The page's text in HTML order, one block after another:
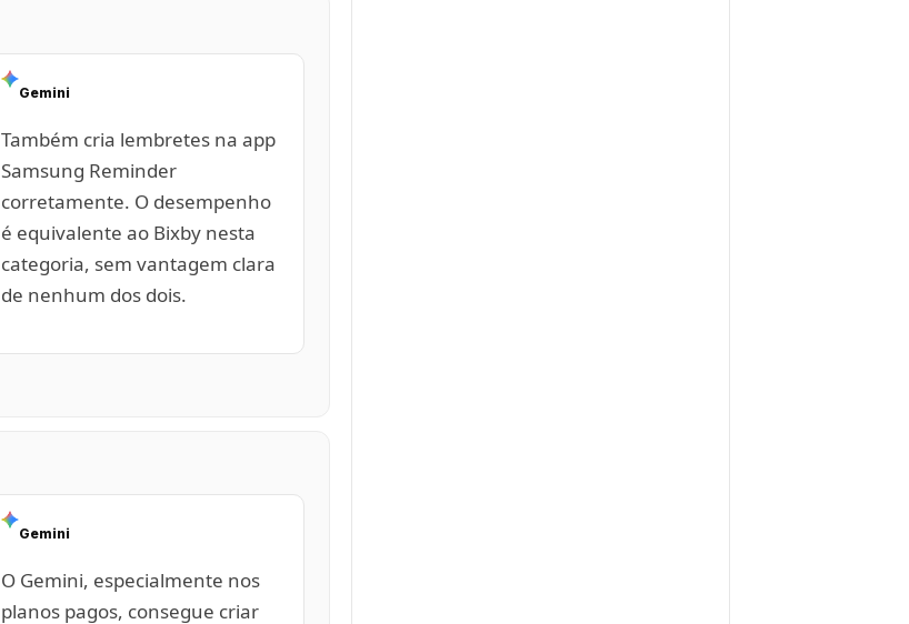
Gemini
Também cria lembretes na app
Samsung Reminder
corretamente. O desempenho
é equivalente ao Bixby nesta
categoria, sem vantagem clara
de nenhum dos dois.
Gemini
O Gemini, especialmente nos
planos pagos, consegue criar